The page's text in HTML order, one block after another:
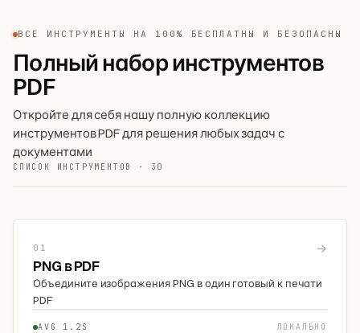
ВСЕ ИНСТРУМЕНТЫ НА 100% БЕСПЛАТНЫ И БЕЗОПАСНЫ
Полный набор инструментов
PDF
Откройте для себя нашу полную коллекцию
инструментов PDF для решения любых задач с
документами
СПИСОК ИНСТРУМЕНТОВ · 30
01 →
PNG в PDF
Объедините изображения PNG в один готовый к печати
PDF
AVG 1.2S ЛОКАЛЬНО